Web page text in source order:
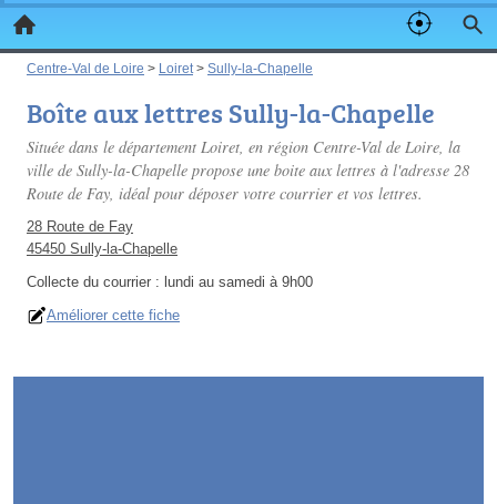
Centre-Val de Loire > Loiret > Sully-la-Chapelle
Boîte aux lettres Sully-la-Chapelle
Située dans le département Loiret, en région Centre-Val de Loire, la
ville de Sully-la-Chapelle propose une boite aux lettres à l'adresse 28
Route de Fay, idéal pour déposer votre courrier et vos lettres.
28 Route de Fay
45450 Sully-la-Chapelle
Collecte du courrier : lundi au samedi à 9h00
Améliorer cette fiche